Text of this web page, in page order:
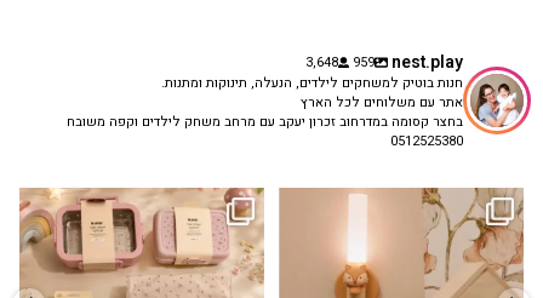
nest.play
959
3,648
חנות בוטיק למשחקים לילדים, הנעלה, תינוקות ומתנות.
אתר עם משלוחים לכל הארץ
בחצר קסומה במדרחוב זכרון יעקב עם מרחב משחק לילדים וקפה משובח
0512525380
✨ חוזרים למסגרת בסטייל! ✨
הקולקציה החדשה...
9 4
גם פריט עיצובי לחדר, גם מנורת לילה
...
3 0